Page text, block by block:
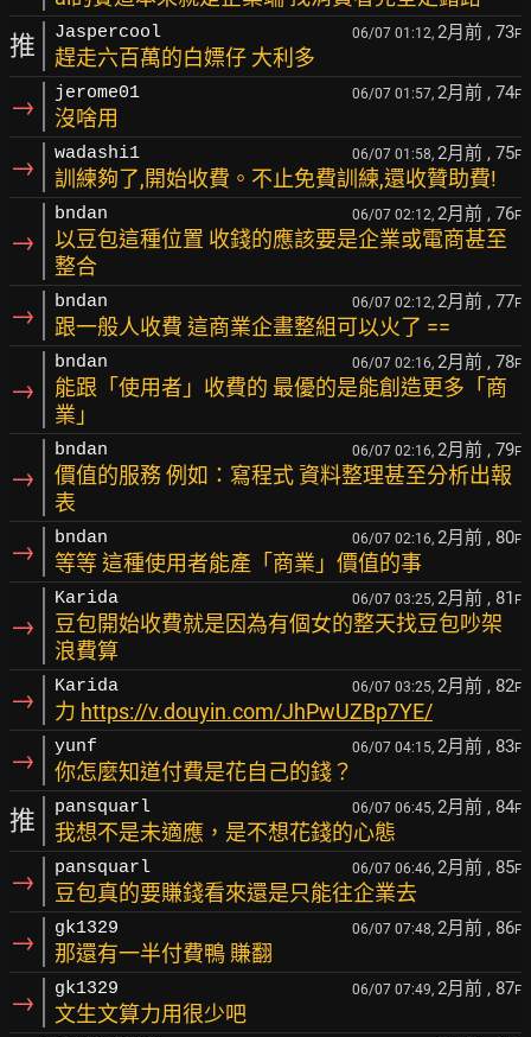
推 Jaspercool 06/07 01:12, 2月前 , 73F
趕走六百萬的白嫖仔 大利多
→ jerome01 06/07 01:57, 2月前 , 74F
沒啥用
→ wadashi1 06/07 01:58, 2月前 , 75F
訓練夠了,開始收費。不止免費訓練,還收贊助費!
→
bndan 06/07 02:12, 2月前 , 76F
以豆包這種位置 收錢的應該要是企業或電商甚至
整合
→ bndan 06/07 02:12, 2月前 , 77F
跟一般人收費 這商業企畫整組可以火了 ==
→
bndan 06/07 02:16, 2月前 , 78F
能跟「使用者」收費的 最優的是能創造更多「商
業」
→
bndan 06/07 02:16, 2月前 , 79F
價值的服務 例如：寫程式 資料整理甚至分析出報
表
→ bndan 06/07 02:16, 2月前 , 80F
等等 這種使用者能產「商業」價值的事
→
Karida 06/07 03:25, 2月前 , 81 F
豆包開始收費就是因為有個女的整天找豆包吵架
浪費算
→ Karida 06/07 03:25, 2月前 , 82F
力 https://v.douyin.com/JhPwUZBp7YE/
→ yunf 06/07 04:15, 2月前 , 83F
你怎麼知道付費是花自己的錢？
推 pansquarl 06/07 06:45, 2月前 , 84F
我想不是未適應，是不想花錢的心態
→ pansquarl 06/07 06:46, 2月前 , 85F
豆包真的要賺錢看來還是只能往企業去
→ gk1329 06/07 07:48, 2月前 , 86F
那還有一半付費鴨 賺翻
→ gk1329 06/07 07:49, 2月前 , 87F
文生文算力用很少吧